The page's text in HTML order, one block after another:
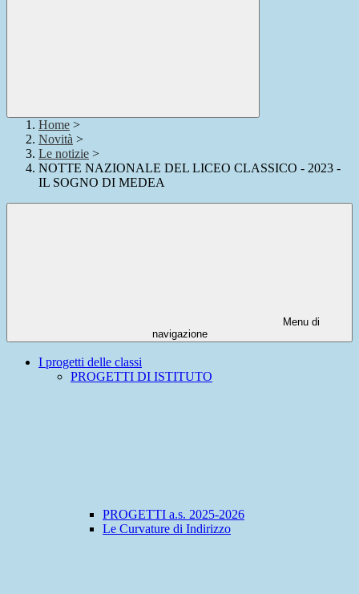
Home >
Novità >
Le notizie >
NOTTE NAZIONALE DEL LICEO CLASSICO - 2023 -
IL SOGNO DI MEDEA
Menu di
navigazione
I progetti delle classi
PROGETTI DI ISTITUTO
PROGETTI a.s. 2025-2026
Le Curvature di Indirizzo